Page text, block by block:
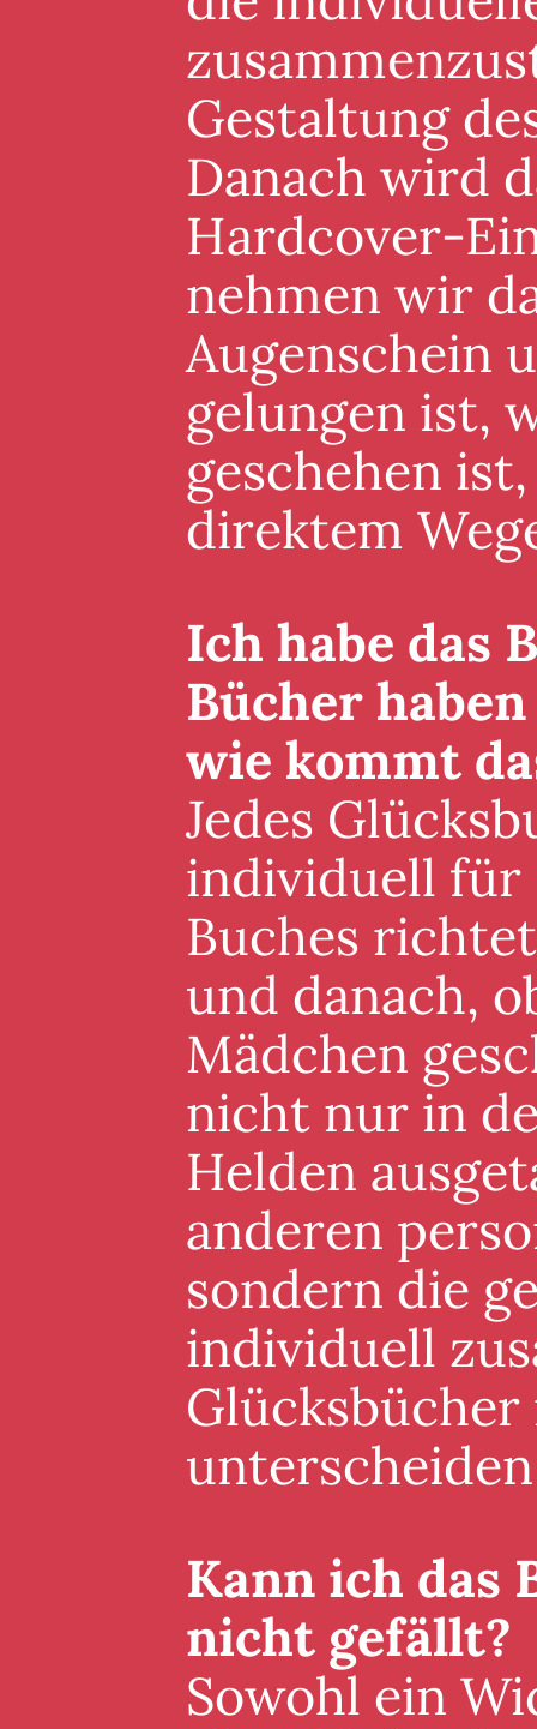
Gestaltung
Danach wird
Hardcover-
nehmen wir
Augenschein
gelungen ist,
geschehen
direktem
Ich habe das
Bücher
wie kommt
Jedes
individuell für
Buches
und danach,
Mädchen
nicht nur in
Helden
anderen
sondern die
individuell
Kann ich das
nicht gefällt?
Sowohl ein